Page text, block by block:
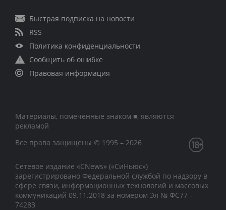
Быстрая подписка на новости
RSS
Политика конфиденциальности
Сообщить об ошибке
Правовая информация
Материалы, помеченные знаком ■, являются
рекламой
Все права защищены © 1995 – 2026
Сетевое издание «CNews» («СиНьюс»)
зарегистрировано Федеральной службой по надзору в
сфере связи, информационных технологий и массовых
коммуникаций 09.11.2018 за номером Эл № ФС77 –
74283